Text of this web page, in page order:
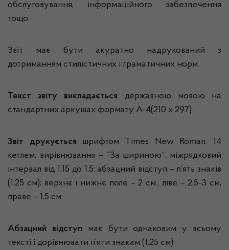
обслуговування, інформаційного забезпечення
тощо.
Звіт має бути акуратно надрукований з
дотриманням стилістичних і граматичних норм.
Текст звіту викладається державною мовою на
стандартних аркушах формату А-4(210 х 297).
Звіт друкується шрифтом Times New Roman, 14
кеглем; вирівнювання – “За шириною”; міжрядковий
інтервал від 1,15 до 1,5; абзацний відступ – п’ять знаків
(1,25 см); верхнє і нижнє поле – 2 см., ліве – 2,5-3 см,
праве – 1,5 см.
Абзацний відступ має бути однаковим у всьому
тексті і дорівнювати п’яти знакам (1,25 см).